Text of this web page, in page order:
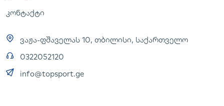
კონტაქტი
ვაჟა-ფშაველას 10, თბილისი, საქართველო
0322052120
info@topsport.ge